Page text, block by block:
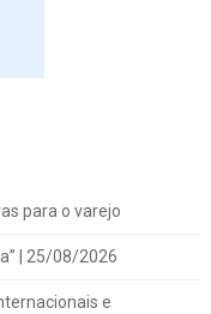
para o varejo
| 25/08/2026
e